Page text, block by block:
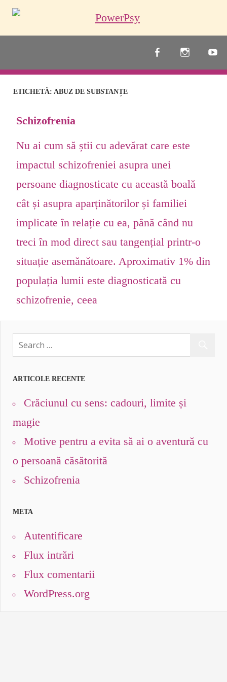
Skip
ETICHETĂ: ABUZ DE SUBSTANȚE
Schizofrenia
Nu ai cum să știi cu adevărat care este
impactul schizofreniei asupra unei
persoane diagnosticate cu această boală
cât și asupra aparținătorilor și familiei
implicate în relație cu ea, până când nu
treci în mod direct sau tangențial printr-o
situație asemănătoare. Aproximativ 1% din
populația lumii este diagnosticată cu
schizofrenie, ceea
ARTICOLE RECENTE
Crăciunul cu sens: cadouri, limite și
magie
Motive pentru a evita să ai o aventură cu
o persoană căsătorită
Schizofrenia
META
Autentificare
Flux intrări
Flux comentarii
WordPress.org